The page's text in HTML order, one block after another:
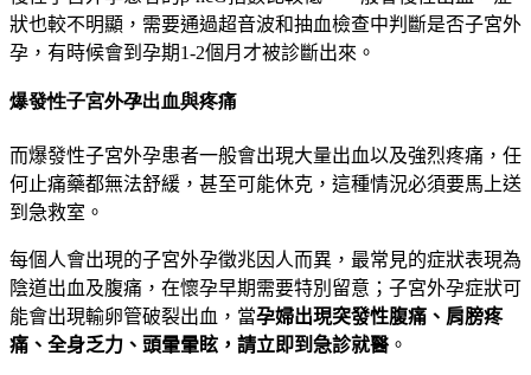
狀也較不明顯，需要通過超音波和抽血檢查中判斷是否子宮外
孕，有時候會到孕期1-2個月才被診斷出來。
爆發性子宮外孕出血與疼痛
而爆發性子宮外孕患者一般會出現大量出血以及強烈疼痛，任
何止痛藥都無法舒緩，甚至可能休克，這種情況必須要馬上送
到急救室。
每個人會出現的子宮外孕徵兆因人而異，最常見的症狀表現為
陰道出血及腹痛，在懷孕早期需要特別留意；子宮外孕症狀可
能會出現輸卵管破裂出血 ，當孕婦出現突發性腹痛、肩膀疼
痛、全身乏力、頭暈暈眩 ，請立即到急診就醫 。